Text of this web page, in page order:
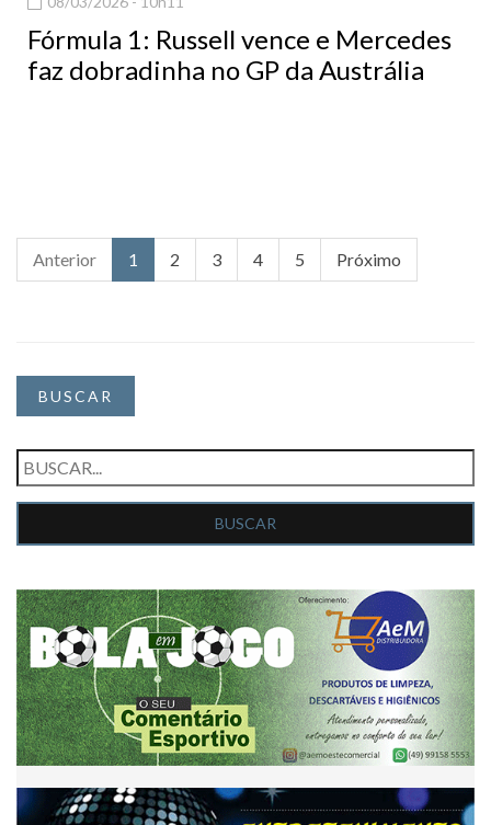
Fórmula 1: Russell vence e Mercedes
faz dobradinha no GP da Austrália
Anterior 1 2 3 4 5 Próximo
BUSCAR